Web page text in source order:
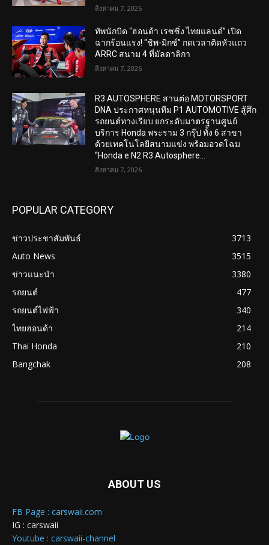
สิงหาคม 7, 2026
ทัพนักบิด “ฮอนด้า เรซซิ่ง ไทยแลนด์” เปิด
ฉากร้อนแรง! “ชิพ-มิกซ์” กดเวลาติดหัวแถว
ARRC สนาม 4 ที่มัลดาลิกา
สิงหาคม 7, 2026
R3 AUTOSPHERE สานต่อ MOTORSPORT
DNA ประกาศหนุนทีม P1 AUTOMOTIVE สู้ศึก
รถยนต์ทางเรียบ ยกระดับมาตรฐานศูนย์
บริการ Honda พระราม 3 กรุ๊ป ทั้ง 6 สาขา
ด้วยเทคโนโลยีสนามแข่ง พร้อมอวดโฉม
“Honda e:N2 R3 Autosphere...
สิงหาคม 7, 2026
POPULAR CATEGORY
ข่าวประชาสัมพันธ์
3713
Auto News
3515
ข่าวแนะนำ
3380
รถยนต์
477
รถยนต์ไฟฟ้า
340
ไทยฮอนด้า
214
Thai Honda
210
Bangchak
208
ABOUT US
FB Page : carswaii.com
IG : carswaii
Youtube : carswaii-channel